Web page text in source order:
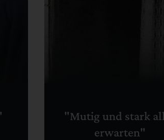
"Mutig und stark
erwarten"